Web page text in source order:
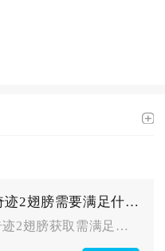
全民奇迹2翅膀需要满足什么条件才能获得
全民奇迹2翅膀获取需满足基础解锁、材料收集、合成进阶与活动参...